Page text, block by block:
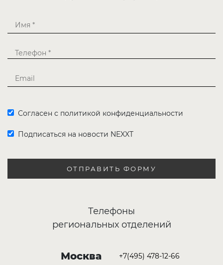
Согласен с политикой конфиденциальности
Подписаться на новости NEXXT
ОТПРАВИТЬ ФОРМУ
Телефоны
региональных отделений
Москва +7(495) 478-12-66